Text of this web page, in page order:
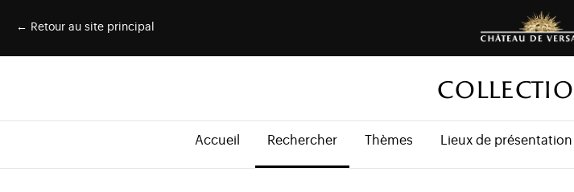
← Retour au site principal
Accueil Rechercher Thèmes Lieux de présentation